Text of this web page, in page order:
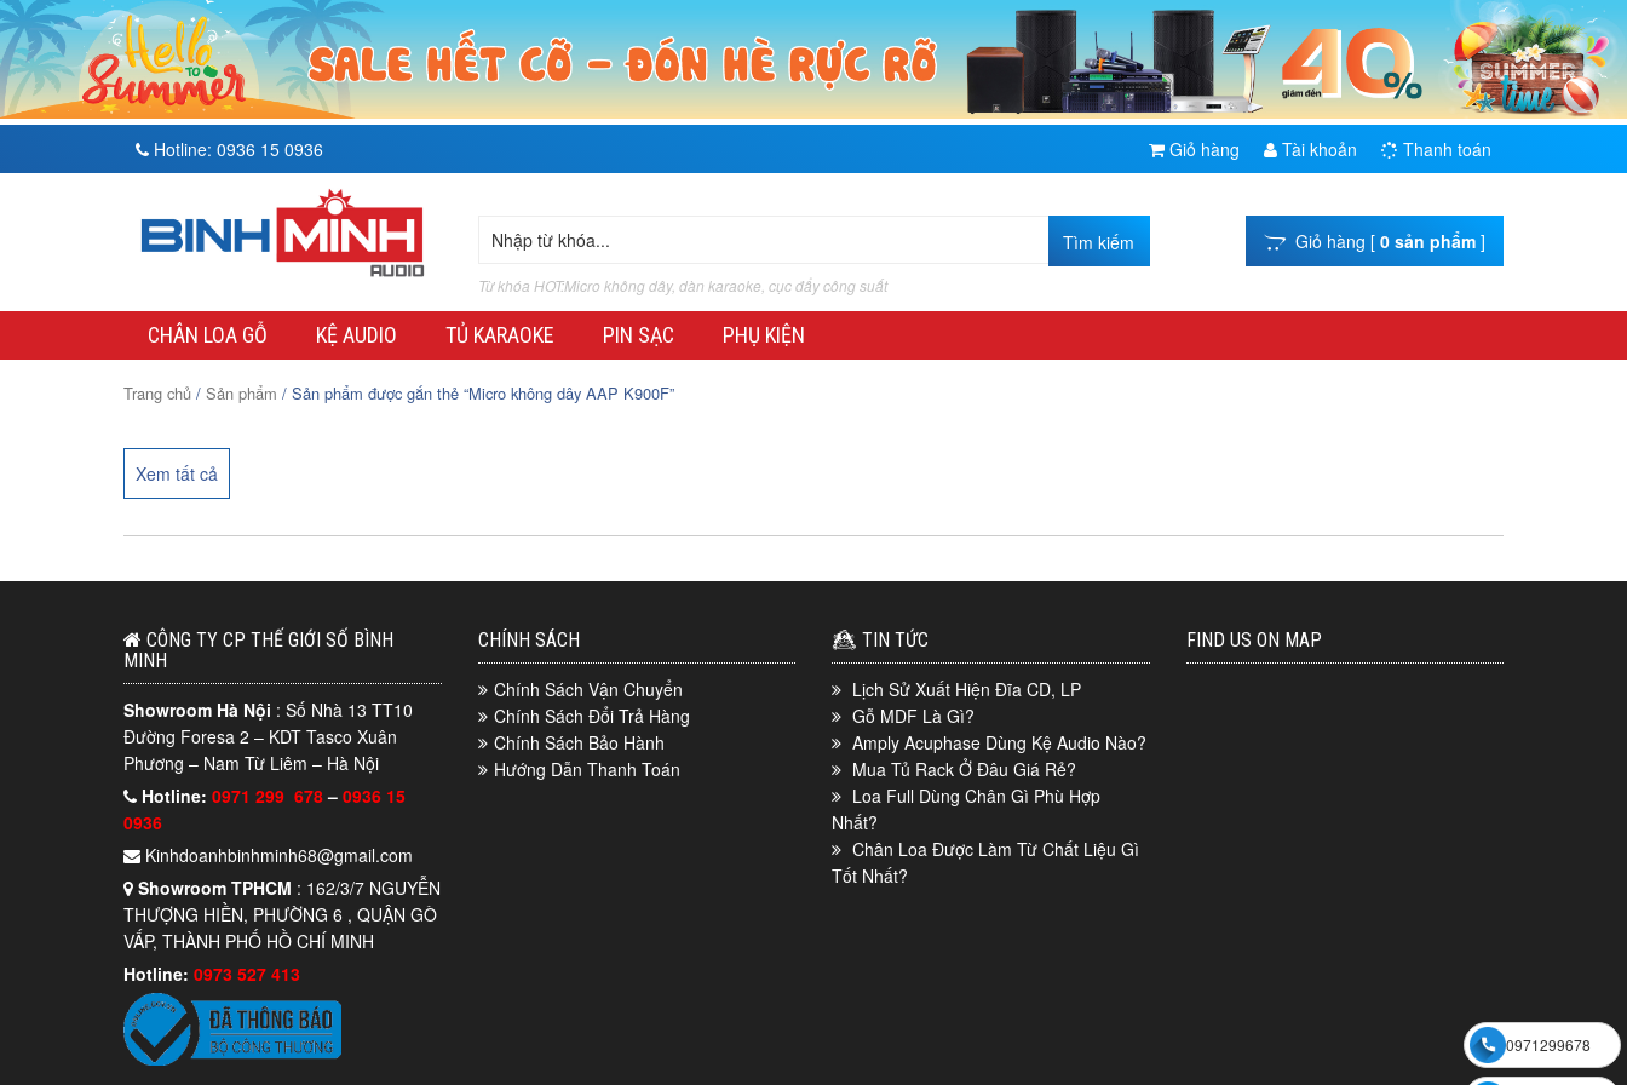
Hotline: 0936 15 0936 Giỏ hàng Tài khoản Thanh toán
Từ khóa HOT:Micro không dây, dàn karaoke, cục đẩy công suất
Giỏ hàng [ 0 sản phẩm ]
CHÂN LOA GỖ KỆ AUDIO TỦ KARAOKE PIN SẠC PHỤ KIỆN
Trang chủ / Sản phẩm / Sản phẩm được gắn thẻ “Micro không dây AAP K900F”
Xem tất cả
CÔNG TY CP THẾ GIỚI SỐ BÌNH
MINH
Showroom Hà Nội : Số Nhà 13 TT10
Đường Foresa 2 – KDT Tasco Xuân
Phương – Nam Từ Liêm – Hà Nội
Hotline: 0971 299 678– 0936 15
0936
Kinhdoanhbinhminh68@gmail.com
Showroom TPHCM : 162/3/7 NGUYỄN
THƯỢNG HIỀN, PHƯỜNG 6 , QUẬN GÒ
VẤP, THÀNH PHỐ HỒ CHÍ MINH
Hotline: 0973 527 413
CHÍNH SÁCH
Chính Sách Vận Chuyển
Chính Sách Đổi Trả Hàng
Chính Sách Bảo Hành
Hướng Dẫn Thanh Toán
TIN TỨC
Lịch Sử Xuất Hiện Đĩa CD, LP
Gỗ MDF Là Gì?
Amply Acuphase Dùng Kệ Audio Nào?
Mua Tủ Rack Ở Đâu Giá Rẻ?
Loa Full Dùng Chân Gì Phù Hợp
Nhất?
Chân Loa Được Làm Từ Chất Liệu Gì
Tốt Nhất?
FIND US ON MAP
0971299678